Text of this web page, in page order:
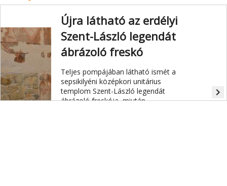
Újra látható az erdélyi
Szent-László legendát
ábrázoló freskó
Teljes pompájában látható ismét a
sepsikilyéni középkori unitárius
templom Szent-László legendát
ábrázoló freskója, miután
navigate_next